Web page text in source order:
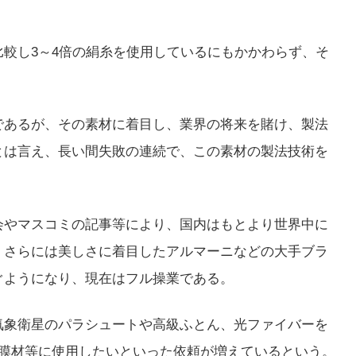
し3～4倍の絹糸を使用しているにもかかわらず、そ
るが、その素材に着目し、業界の将来を賭け、製法
言え、長い間失敗の連続で、この素材の製法技術を
マスコミの記事等により、国内はもとより世界中に
らには美しさに着目したアルマーニなどの大手ブラ
うになり、現在はフル操業である。
衛星のパラシュートや高級ふとん、光ファイバーを
等に使用したいといった依頼が増えているという。